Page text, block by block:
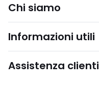
Chi siamo
Informazioni utili
Assistenza clienti